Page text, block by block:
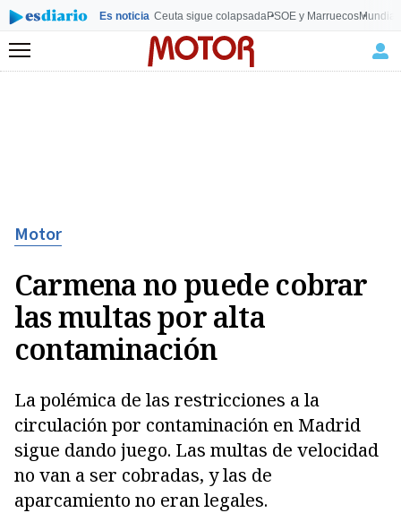
Es noticia Ceuta sigue colapsadaPSOE y MarruecosMundial
Menú
Motor
Carmena no puede cobrar
las multas por alta
contaminación
La polémica de las restricciones a la
circulación por contaminación en Madrid
sigue dando juego. Las multas de velocidad
no van a ser cobradas, y las de
aparcamiento no eran legales.